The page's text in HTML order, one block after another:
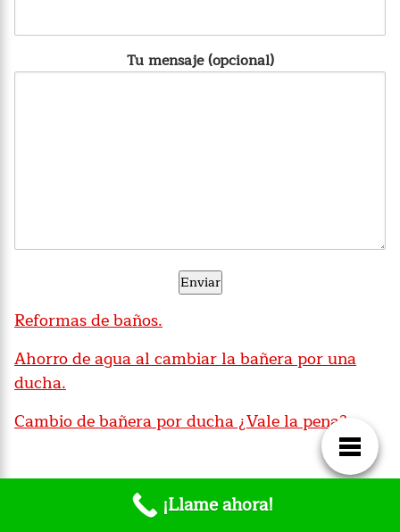
Tu mensaje (opcional)
Reformas de baños.
Ahorro de agua al cambiar la bañera por una
ducha.
Cambio de bañera por ducha ¿Vale la pena?.
¡Llame ahora!